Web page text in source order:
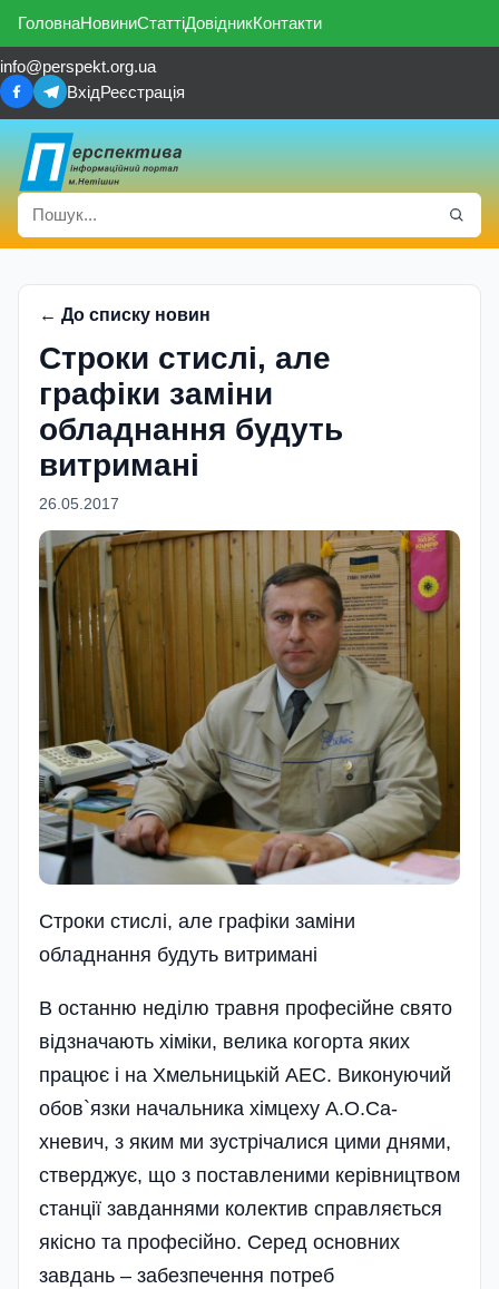
ГоловнаНовиниСтаттіДовідникКонтакти
info@perspekt.org.ua
ВхідРеєстрація
← До списку новин
Строки стислi, але
графіки заміни
обладнання будуть
витримані
26.05.2017
Строки стислi, але графіки заміни
обладнання будуть витримані
В останню неділю травня професійне свято
відзначають хіміки, велика когорта яких
працює і на Хмельницькій АЕС. Виконуючий
обов`язки начальника хімцеху А.О.Са­
хневич, з яким ми зустрі­чалися цими днями,
ствер­джує, що з поставленими керівництвом
станції завданнями колектив справляється
якісно та професійно. Серед основних
завдань – забезпечення потреб